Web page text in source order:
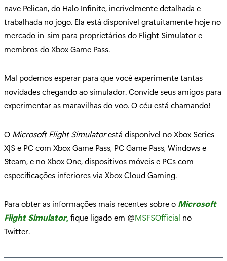
nave Pelican, do Halo Infinite, incrivelmente detalhada e
trabalhada no jogo. Ela está disponível gratuitamente hoje no
mercado in-sim para proprietários do Flight Simulator e
membros do Xbox Game Pass.
Mal podemos esperar para que você experimente tantas
novidades chegando ao simulador. Convide seus amigos para
experimentar as maravilhas do voo. O céu está chamando!
O Microsoft Flight Simulatorestá disponível no Xbox Series
X|S e PC com Xbox Game Pass, PC Game Pass, Windows e
Steam, e no Xbox One, dispositivos móveis e PCs com
especificações inferiores via Xbox Cloud Gaming.
Para obter as informações mais recentes sobre o Microsoft
Flight Simulator,fique ligado em @MSFSOfficial no
Twitter.